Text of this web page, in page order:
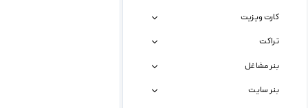
کارت ویزیت
تراکت
بنر مشاغل
بنر سایت